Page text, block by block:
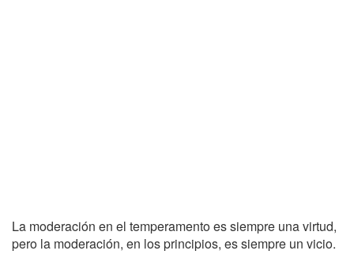
La moderación en el temperamento es siempre una virtud,
pero la moderación, en los principios, es siempre un vicio.